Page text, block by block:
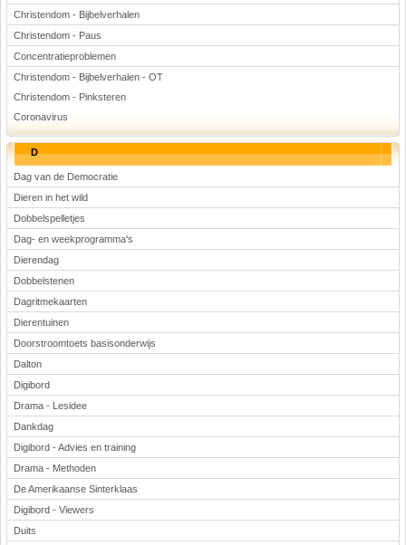
Christendom - Bijbelverhalen
Christendom - Paus
Concentratieproblemen
Christendom - Bijbelverhalen - OT
Christendom - Pinksteren
Coronavirus
D
Dag van de Democratie
Dieren in het wild
Dobbelspelletjes
Dag- en weekprogramma's
Dierendag
Dobbelstenen
Dagritmekaarten
Dierentuinen
Doorstroomtoets basisonderwijs
Dalton
Digibord
Drama - Lesidee
Dankdag
Digibord - Advies en training
Drama - Methoden
De Amerikaanse Sinterklaas
Digibord - Viewers
Duits